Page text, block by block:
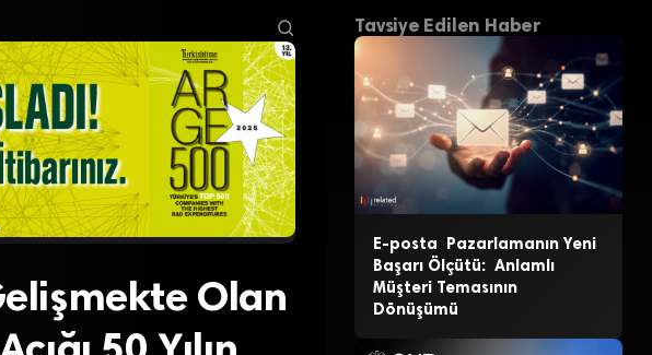
Olan
Tavsiye Edilen Haber
E-posta Pazarlamanın Yeni
Başarı Ölçütü: Anlamlı
Müşteri Temasının
Dönüşümü